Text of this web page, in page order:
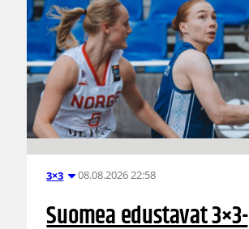
3×3 08.08.2026 22:58
Suomea edustavat 3×3-